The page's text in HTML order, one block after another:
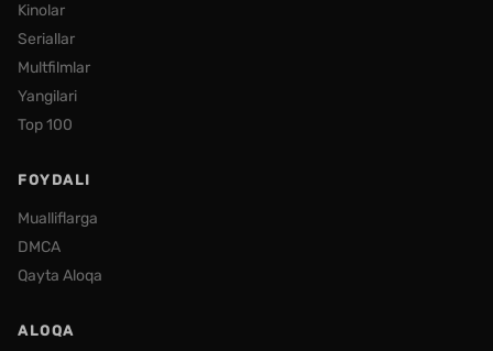
Kinolar
Seriallar
Multfilmlar
Yangilari
Top 100
FOYDALI
Mualliflarga
DMCA
Qayta Aloqa
ALOQA